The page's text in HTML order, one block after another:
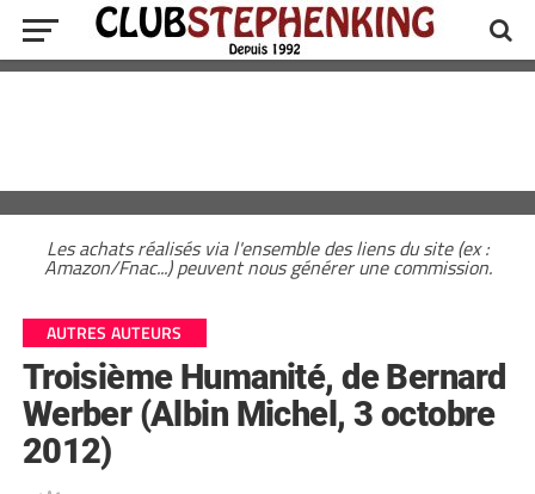
Les achats réalisés via l'ensemble des liens du site (ex :
Amazon/Fnac...) peuvent nous générer une commission.
AUTRES AUTEURS
Troisième Humanité, de Bernard
Werber (Albin Michel, 3 octobre
2012)